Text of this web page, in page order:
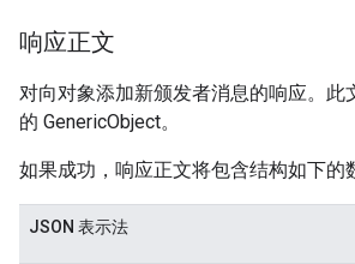
响应正文
对向对象添加新颁发者消息的响应。此
的 GenericObject。
如果成功，响应正文将包含结构如下的
JSON 表示法